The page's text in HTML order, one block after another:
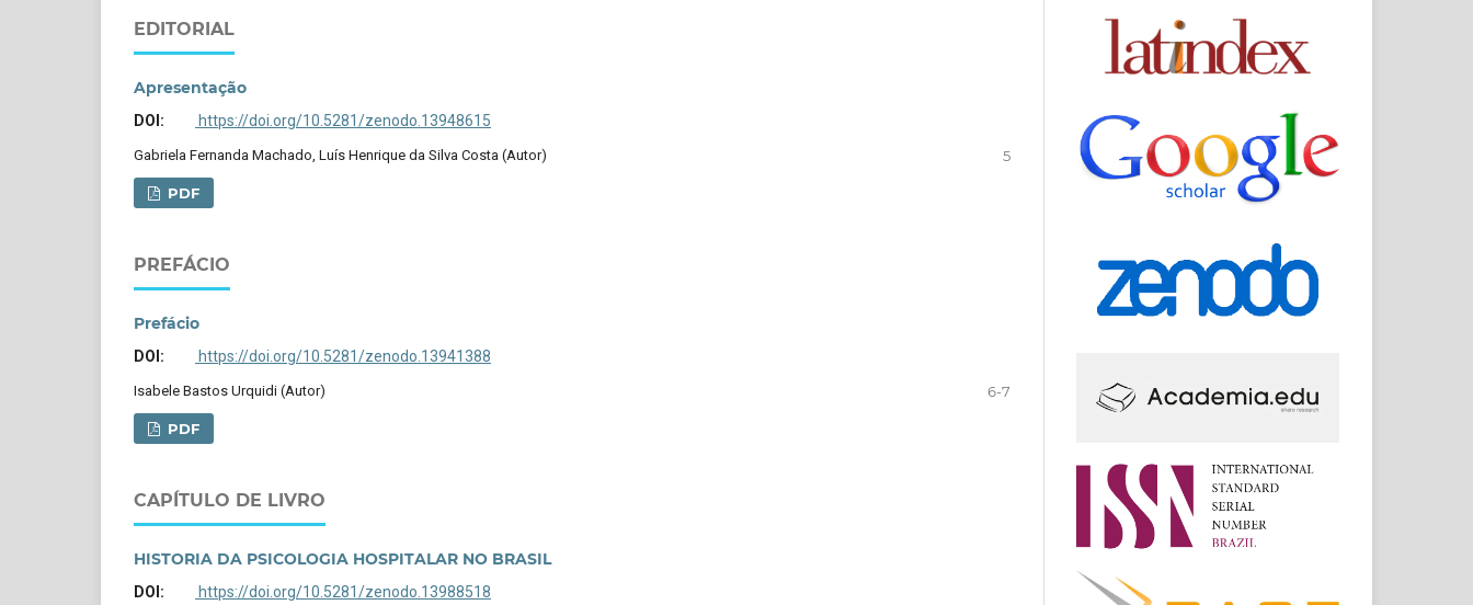
EDITORIAL
Apresentação
DOI: https://doi.org/10.5281/zenodo.13948615
Gabriela Fernanda Machado, Luís Henrique da Silva Costa (Autor) 5
PDF
PREFÁCIO
Prefácio
DOI: https://doi.org/10.5281/zenodo.13941388
Isabele Bastos Urquidi (Autor) 6-7
PDF
CAPÍTULO DE LIVRO
HISTORIA DA PSICOLOGIA HOSPITALAR NO BRASIL
DOI: https://doi.org/10.5281/zenodo.13988518